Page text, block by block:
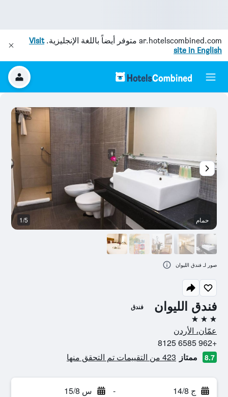
ar.hotelscombined.com متوفر أيضاً باللغة الإنجليزية.Visit
site in English
فندق الليوان فندق
3 نجوم
عمّان، الأردن
+962 6585 8125
8.7 ممتاز 423 من التقييمات تم التحقق منها
ج 14/8 - س 15/8
حمام 1/5
صور لـ فندق الليوان